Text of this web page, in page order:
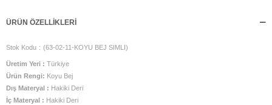
ÜRÜN ÖZELLIKLERI
Stok Kodu (63-02-11-KOYU BEJ SIMLI)
Üretim Yeri : Türkiye
Ürün Rengi: Koyu Bej
Dış Materyal : Hakiki Deri
İç Materyal : Hakiki Deri